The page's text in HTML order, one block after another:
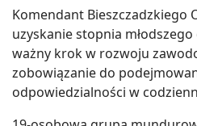
Komendant Bieszczadzkiego
uzyskanie stopnia
ważny krok w rozwoju
zobowiązanie do
odpowiedzialności w